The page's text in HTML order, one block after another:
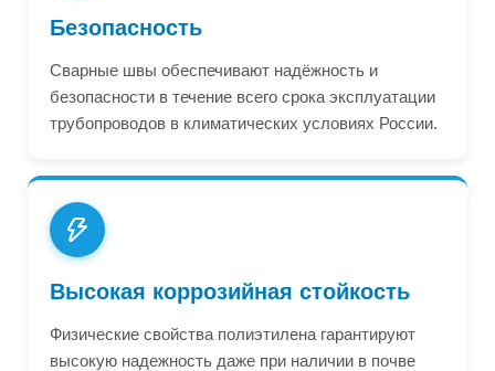
Безопасность
Сварные швы обеспечивают надёжность и
безопасности в течение всего срока эксплуатации
трубопроводов в климатических условиях России.
Высокая коррозийная стойкость
Физические свойства полиэтилена гарантируют
высокую надежность даже при наличии в почве